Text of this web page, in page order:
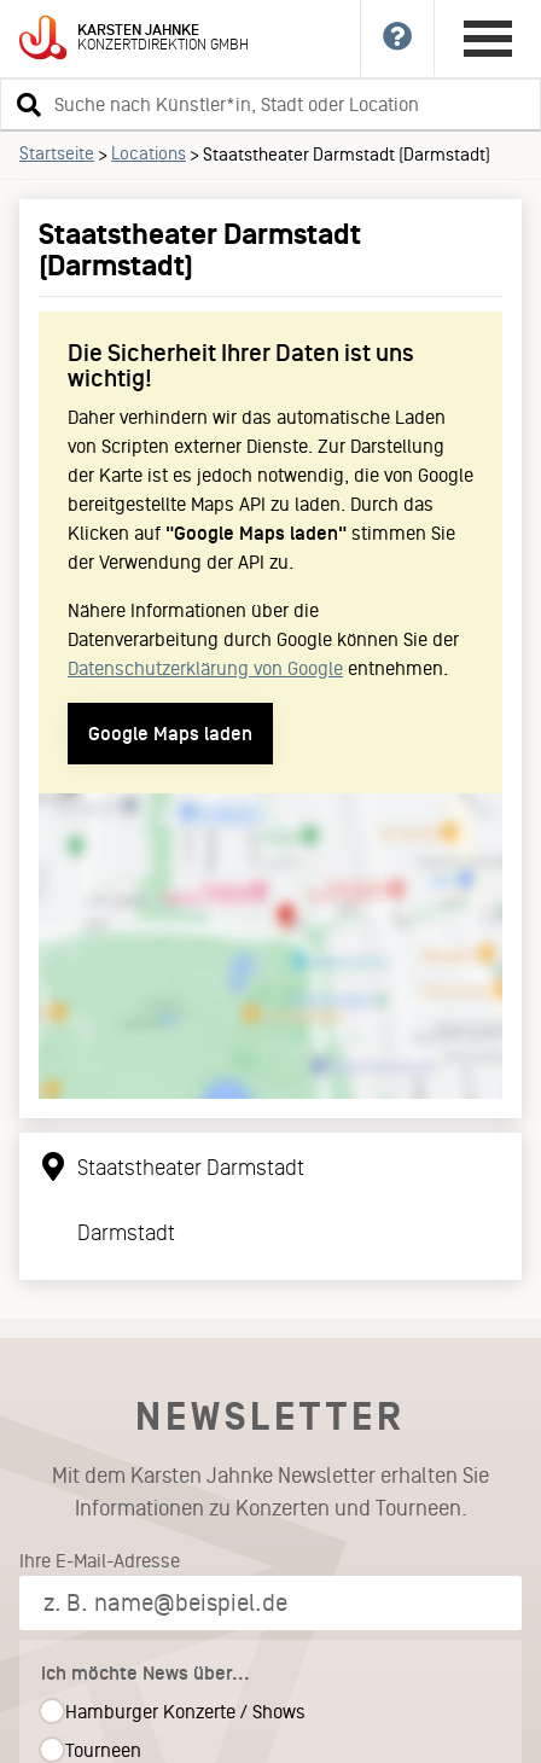
KARSTENJAHNKE
KONZERTDIREKTIONGMBH
Suchbegriff
eingeben
Startseite > Locations >Staatstheater Darmstadt (Darmstadt)
Staatstheater Darmstadt
(Darmstadt)
Die Sicherheit Ihrer Daten ist uns
wichtig!
Daher verhindern wir das automatische Laden
von Scripten externer Dienste. Zur Darstellung
der Karte ist es jedoch notwendig, die von Google
bereitgestellte Maps API zu laden. Durch das
Klicken auf "Google Maps laden" stimmen Sie
der Verwendung der API zu.
Nähere Informationen über die
Datenverarbeitung durch Google können Sie der
Datenschutzerklärung von Google entnehmen.
Google Maps laden
Staatstheater Darmstadt
Darmstadt
NEWSLETTER
Mit dem Karsten Jahnke Newsletter erhalten Sie
Informationen zu Konzerten und Tourneen.
Ihre E-Mail-Adresse
Ich möchte News über...
Hamburger Konzerte / Shows
Tourneen